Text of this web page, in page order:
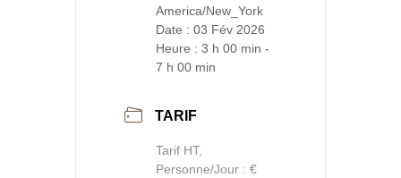
America/New_York
Date : 03 Fév 2026
Heure : 3 h 00 min -
7 h 00 min
TARIF
Tarif HT,
Personne/Jour : €